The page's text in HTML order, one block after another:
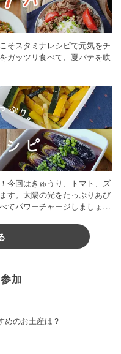
そスタミナレシピで元気をチ
ガッツリ食べて、夏バテを吹
今回はきゅうり、トマト、ズ
す。太陽の光をたっぷりあび
てパワーチャージしましょう
加
めのお土産は？